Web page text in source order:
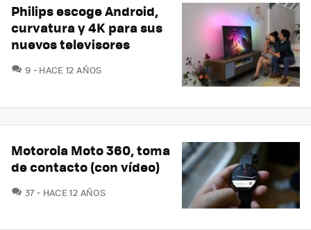
Philips escoge Android,
curvatura y 4K para sus
nuevos televisores
9 COMENTARIOS
HACE 12 AÑOS
Motorola Moto 360, toma
de contacto (con vídeo)
37COMENTARIOS
HACE 12 AÑOS